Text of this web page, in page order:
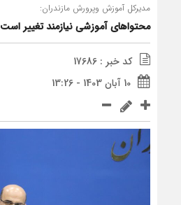
مدیرکل آموزش وپرورش مازندران:
محتواهای آموزشی نیازمند تغییر است
کد خبر : 17686
10 آبان 1403 - 13:26